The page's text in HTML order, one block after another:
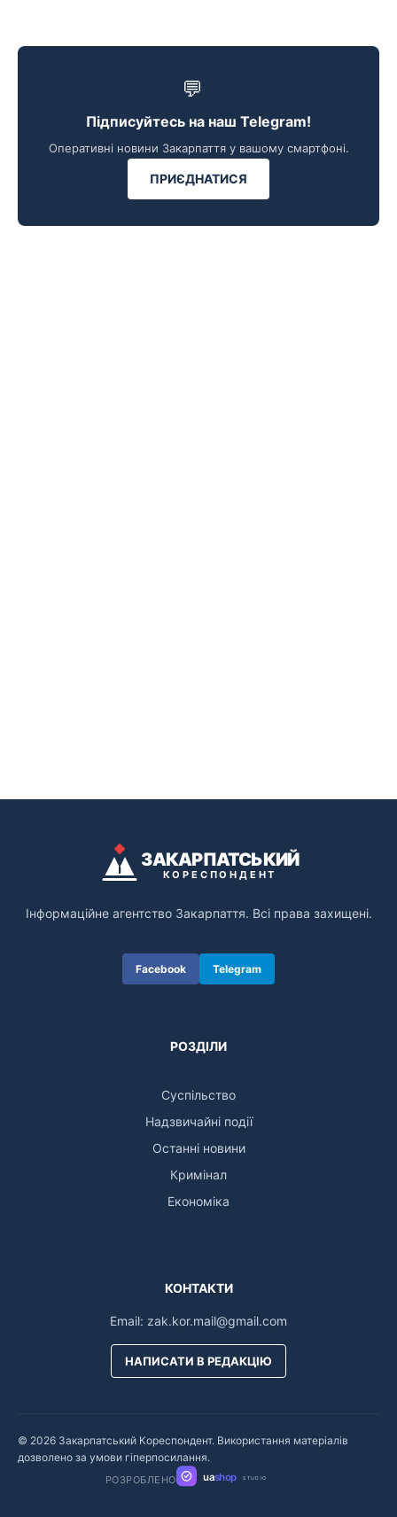
💬
Підписуйтесь на наш Telegram!
Оперативні новини Закарпаття у вашому смартфоні.
ПРИЄДНАТИСЯ
ЗАКАРПАТСЬКИЙ
КОРЕСПОНДЕНТ
Інформаційне агентство Закарпаття. Всі права захищені.
Facebook Telegram
РОЗДІЛИ
Суспільство
Надзвичайні події
Останні новини
Кримінал
Економіка
КОНТАКТИ
Email: zak.kor.mail@gmail.com
НАПИСАТИ В РЕДАКЦІЮ
© 2026 Закарпатський Кореспондент. Використання матеріалів
дозволено за умови гіперпосилання.
РОЗРОБЛЕНО uashop STUDIO